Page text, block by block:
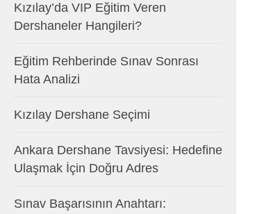
Kızılay’da VIP Eğitim Veren
Dershaneler Hangileri?
Eğitim Rehberinde Sınav Sonrası
Hata Analizi
Kızılay Dershane Seçimi
Ankara Dershane Tavsiyesi: Hedefine
Ulaşmak İçin Doğru Adres
Sınav Başarısının Anahtarı: